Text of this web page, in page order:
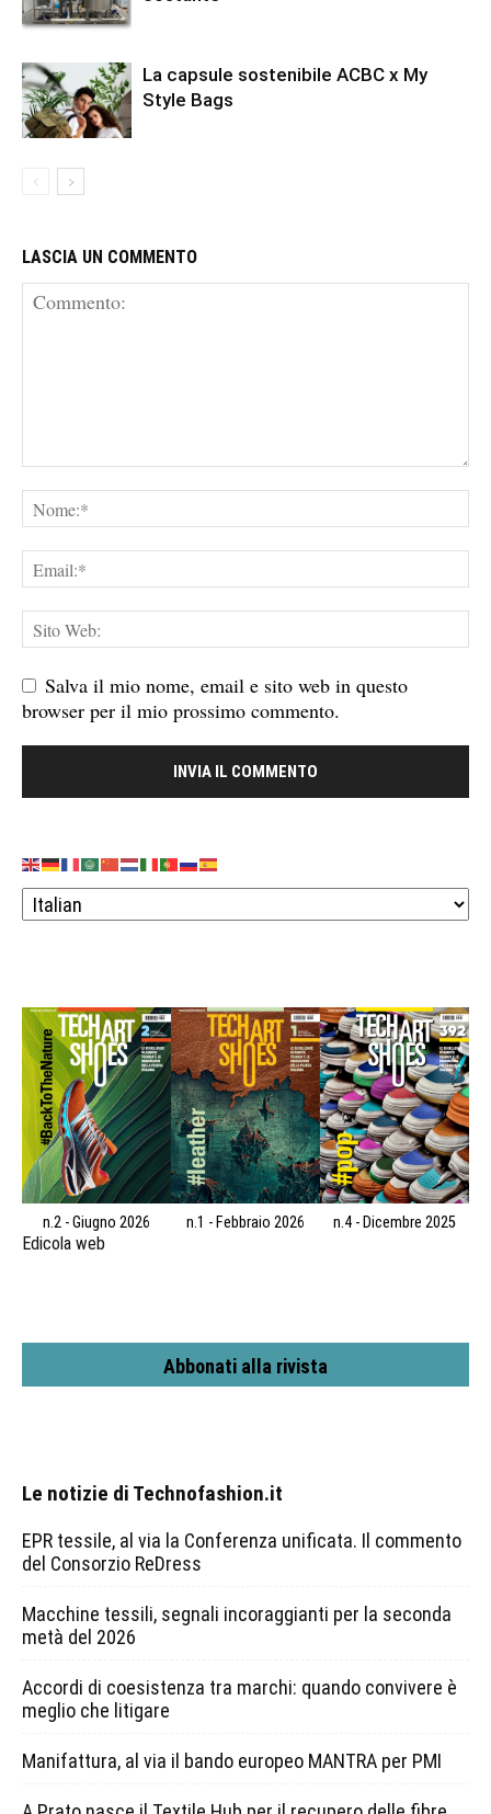
La capsule sostenibile ACBC x My
Style Bags
LASCIA UN COMMENTO
Salva il mio nome, email e sito web in questo
browser per il mio prossimo commento.
n.2 - Giugno 2026 n.1 - Febbraio 2026 n.4 - Dicembre 2025
Edicola web
Abbonati alla rivista
Le notizie di Technofashion.it
EPR tessile, al via la Conferenza unificata. Il commento
del Consorzio ReDress
Macchine tessili, segnali incoraggianti per la seconda
metà del 2026
Accordi di coesistenza tra marchi: quando convivere è
meglio che litigare
Manifattura, al via il bando europeo MANTRA per PMI